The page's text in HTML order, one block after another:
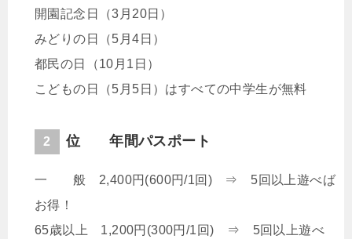
開園記念日（3月20日）
みどりの日（5月4日）
都民の日（10月1日）
こどもの日（5月5日）はすべての中学生が無料
位 年間パスポート
一 般 2,400円(600円/1回) ⇒ 5回以上遊べば
お得！
65歳以上 1,200円(300円/1回) ⇒ 5回以上遊べ